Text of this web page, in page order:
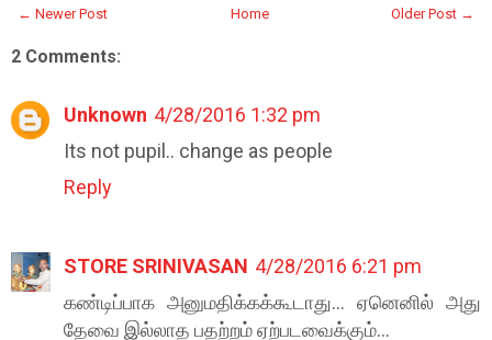
← Newer Post Older Post →
Home
2 Comments:
Unknown 4/28/2016 1:32 pm
Its not pupil.. change as people
Reply
STORE SRINIVASAN 4/28/2016 6:21 pm
கண்டிப்பாக அனுமதிக்கக்கூடாது... ஏனெனில் அது
தேவை இல்லாத பதற்றம் ஏற்படவைக்கும்...